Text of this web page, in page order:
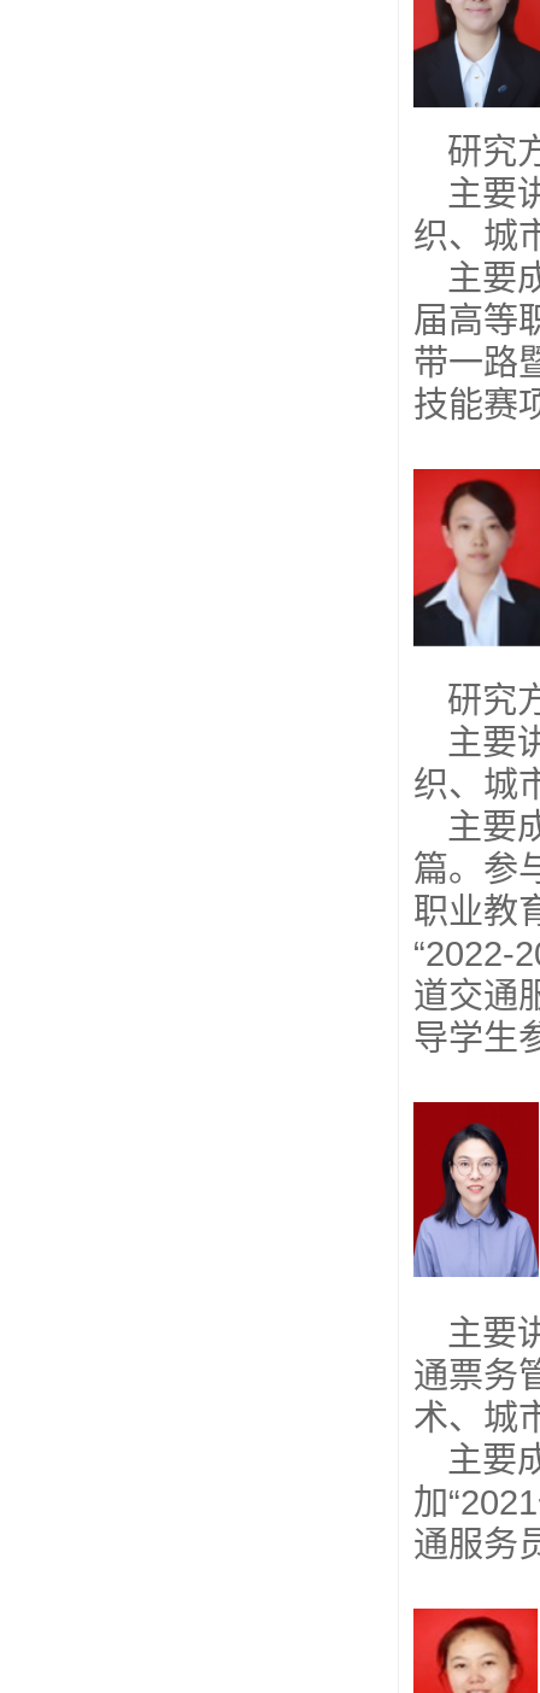
研究
主要
织、城
主要
届高等
带一路
技能赛
研究
主要
织、城
主要
篇。参
职业教
“2022-
道交通
导学生
主要
通票务
术、城
主要
加
通服务